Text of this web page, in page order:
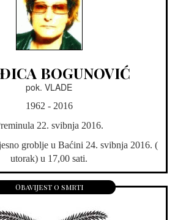
BOGUNOVIĆ
pok. VLADE
1962 - 2016
22. svibnja 2016.
groblje u Baćini 24. svibnja 2016. (
utorak) u 17,00 sati.
Obavijest o smrti